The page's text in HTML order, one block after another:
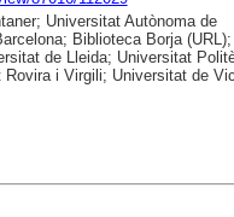
Universitat Autònoma de
Biblioteca Borja (URL);
de Lleida; Universitat
i Virgili; Universitat de